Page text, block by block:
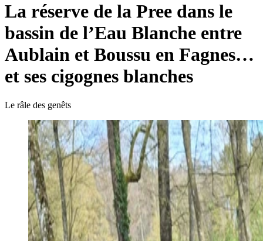
La réserve de la Pree dans le
bassin de l’Eau Blanche entre
Aublain et Boussu en Fagnes…
et ses cigognes blanches
Le râle des genêts